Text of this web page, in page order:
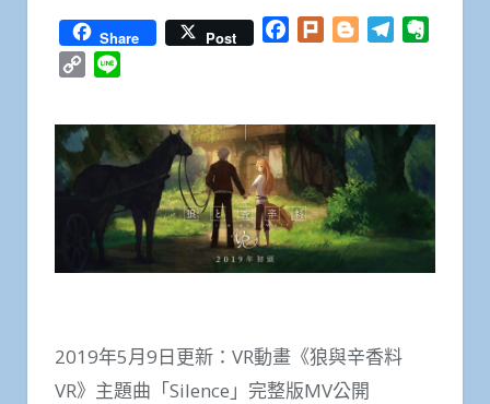
Share Post Facebook
Plurk BloggerTelegram
Copy
2019年5月9日更新：VR動畫《狼與辛香料
VR》主題曲「Silence」完整版MV公開